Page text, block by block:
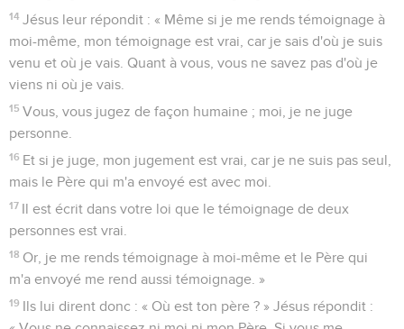
14 Jésus leur répondit : « Même si je me rends témoignage à
moi-même, mon témoignage est vrai, car je sais d'où je suis
venu et où je vais. Quant à vous, vous ne savez pas d'où je
viens ni où je vais.
15 Vous, vous jugez de façon humaine ; moi, je ne juge
personne.
16 Et si je juge, mon jugement est vrai, car je ne suis pas seul,
mais le Père qui m'a envoyé est avec moi.
17 Il est écrit dans votre loi que le témoignage de deux
personnes est vrai.
18 Or, je me rends témoignage à moi-même et le Père qui
m'a envoyé me rend aussi témoignage. »
19 Ils lui dirent donc : « Où est ton père ? » Jésus répondit :